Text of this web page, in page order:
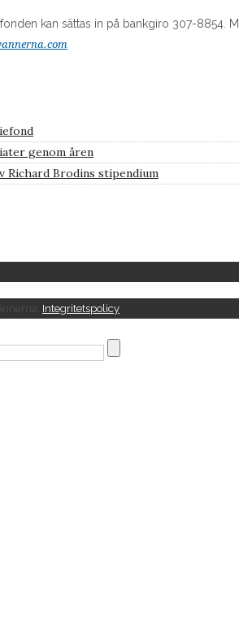
kan sättas in på bankgiro 307-8854.
genom åren
Richard Brodins stipendium
Integritetspolicy